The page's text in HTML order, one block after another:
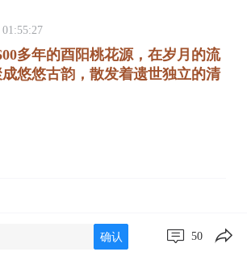
多年的酉阳桃花源，在岁月的流
悠悠古韵，散发着遗世独立的清
源景区在武陵大山中沉睡了千年，
确认 50